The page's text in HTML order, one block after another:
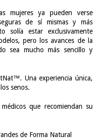
mujeres ya pueden verse
de sí mismas y más
solía estar exclusivamente
pero los avances de la
sea mucho más sencillo y
Una experiencia única,
senos.
que recomiendan su
de Forma Natural